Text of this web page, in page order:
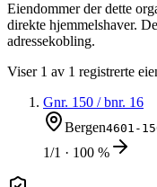
Eiendommer der dette
direkte hjemmelshaver.
adressekobling.
Viser 1 av 1 registrerte
Gnr. 150 / bnr. 16
Bergen4601-
1/1 · 100 %